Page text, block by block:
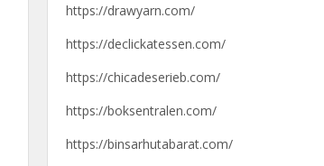
https://drawyarn.com/
https://declickatessen.com/
https://chicadeserieb.com/
https://boksentralen.com/
https://binsarhutabarat.com/